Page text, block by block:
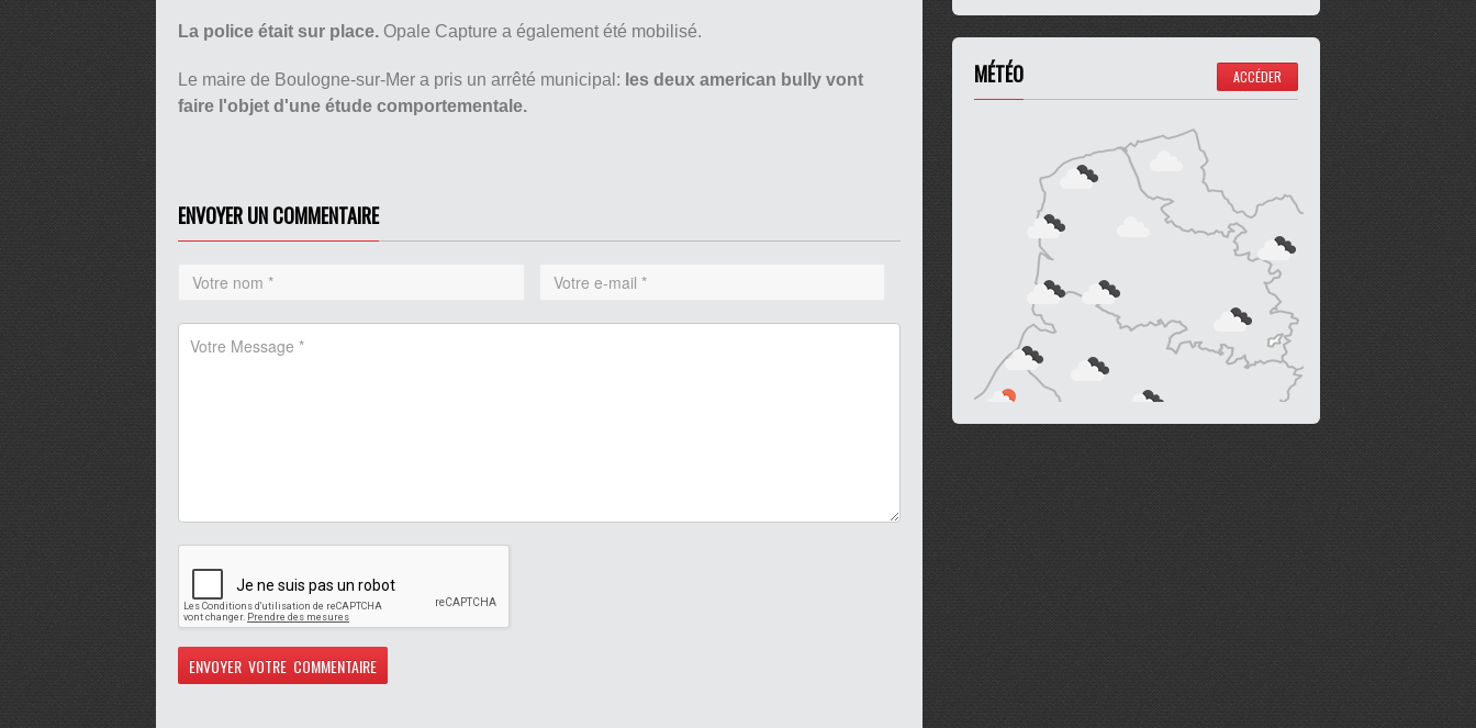
La police était sur place. Opale Capture a également été mobilisé.
Le maire de Boulogne-sur-Mer a pris un arrêté municipal: les deux american bully vont
faire l'objet d'une étude comportementale.
ENVOYER UN COMMENTAIRE
MÉTÉO ACCÉDER